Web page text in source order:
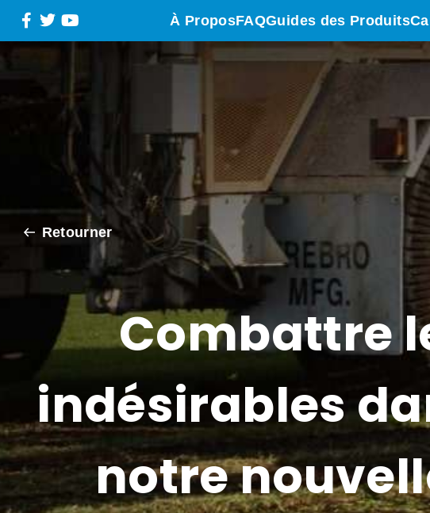
À ProposFAQGuides des Produits
Retourner
Combattre
indésirables
notre